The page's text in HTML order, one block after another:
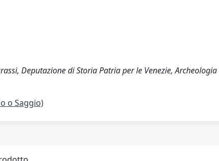
Deputazione di Storia Patria per le Venezie,
o Saggio)